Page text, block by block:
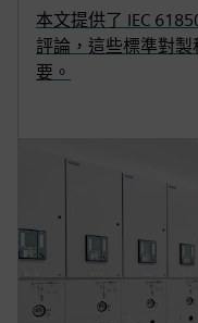
本文提供了 IEC
評論，這些標準對
要。